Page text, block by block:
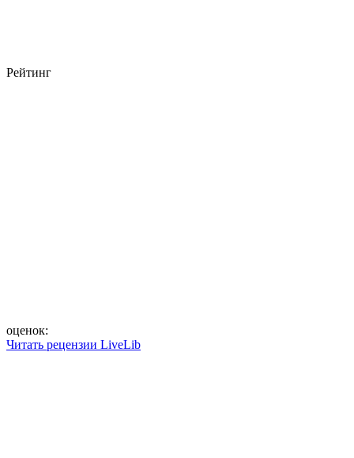
Рейтинг
оценок:
Читать рецензии LiveLib